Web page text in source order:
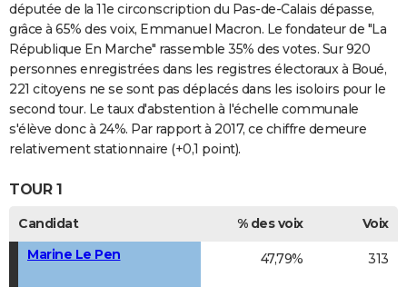
députée de la 11e circonscription du Pas-de-Calais dépasse,
grâce à 65% des voix, Emmanuel Macron. Le fondateur de "La
République En Marche" rassemble 35% des votes. Sur 920
personnes enregistrées dans les registres électoraux à Boué,
221 citoyens ne se sont pas déplacés dans les isoloirs pour le
second tour. Le taux d'abstention à l'échelle communale
s'élève donc à 24%. Par rapport à 2017, ce chiffre demeure
relativement stationnaire (+0,1 point).
TOUR 1
Candidat % des voix
Voix
Marine Le Pen
47,79% 313